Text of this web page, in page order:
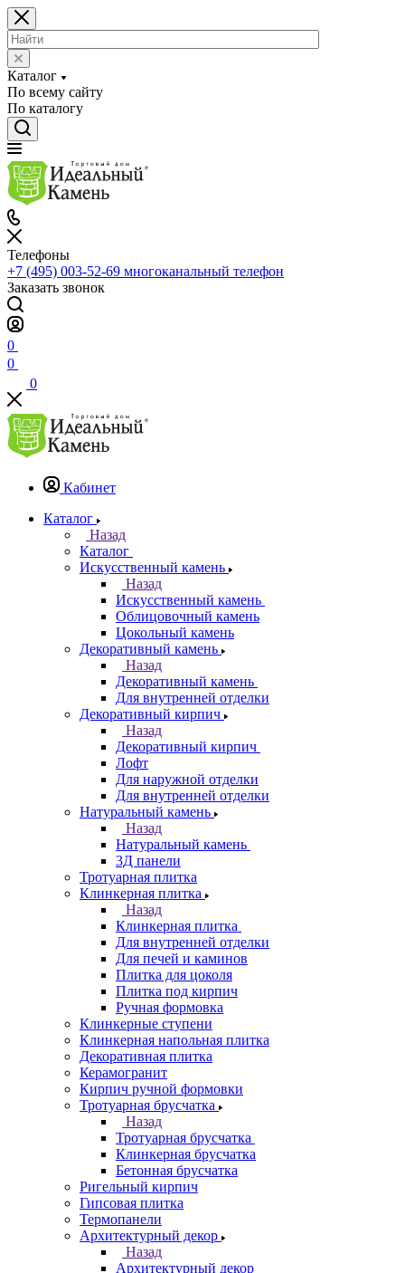
Каталог
По всему сайту
По каталогу
Телефоны
+7 (495) 003-52-69 многоканальный телефон
Заказать звонок
0
0
0
Кабинет
Каталог
Назад
Каталог
Искусственный камень
Назад
Искусственный камень
Облицовочный камень
Цокольный камень
Декоративный камень
Назад
Декоративный камень
Для внутренней отделки
Декоративный кирпич
Назад
Декоративный кирпич
Лофт
Для наружной отделки
Для внутренней отделки
Натуральный камень
Назад
Натуральный камень
3Д панели
Тротуарная плитка
Клинкерная плитка
Назад
Клинкерная плитка
Для внутренней отделки
Для печей и каминов
Плитка для цоколя
Плитка под кирпич
Ручная формовка
Клинкерные ступени
Клинкерная напольная плитка
Декоративная плитка
Керамогранит
Кирпич ручной формовки
Тротуарная брусчатка
Назад
Тротуарная брусчатка
Клинкерная брусчатка
Бетонная брусчатка
Ригельный кирпич
Гипсовая плитка
Термопанели
Архитектурный декор
Назад
Архитектурный декор